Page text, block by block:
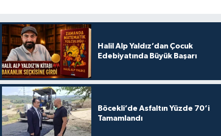
Halil Alp Yaldız’dan Çocuk
Edebiyatında Büyük Başarı
Böcekli’de Asfaltın Yüzde 70’i
Tamamlandı